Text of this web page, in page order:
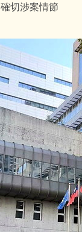
切涉案情節